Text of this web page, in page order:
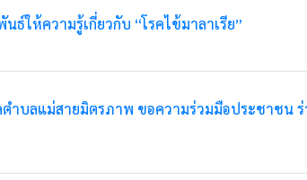
ให้ความรู้เกี่ยวกับ “โรคไข้มาลาเรีย”
ำบลแม่สายมิตรภาพ ขอความร่วมมือประชาชน